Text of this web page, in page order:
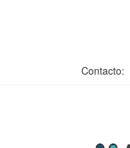
Contacto: